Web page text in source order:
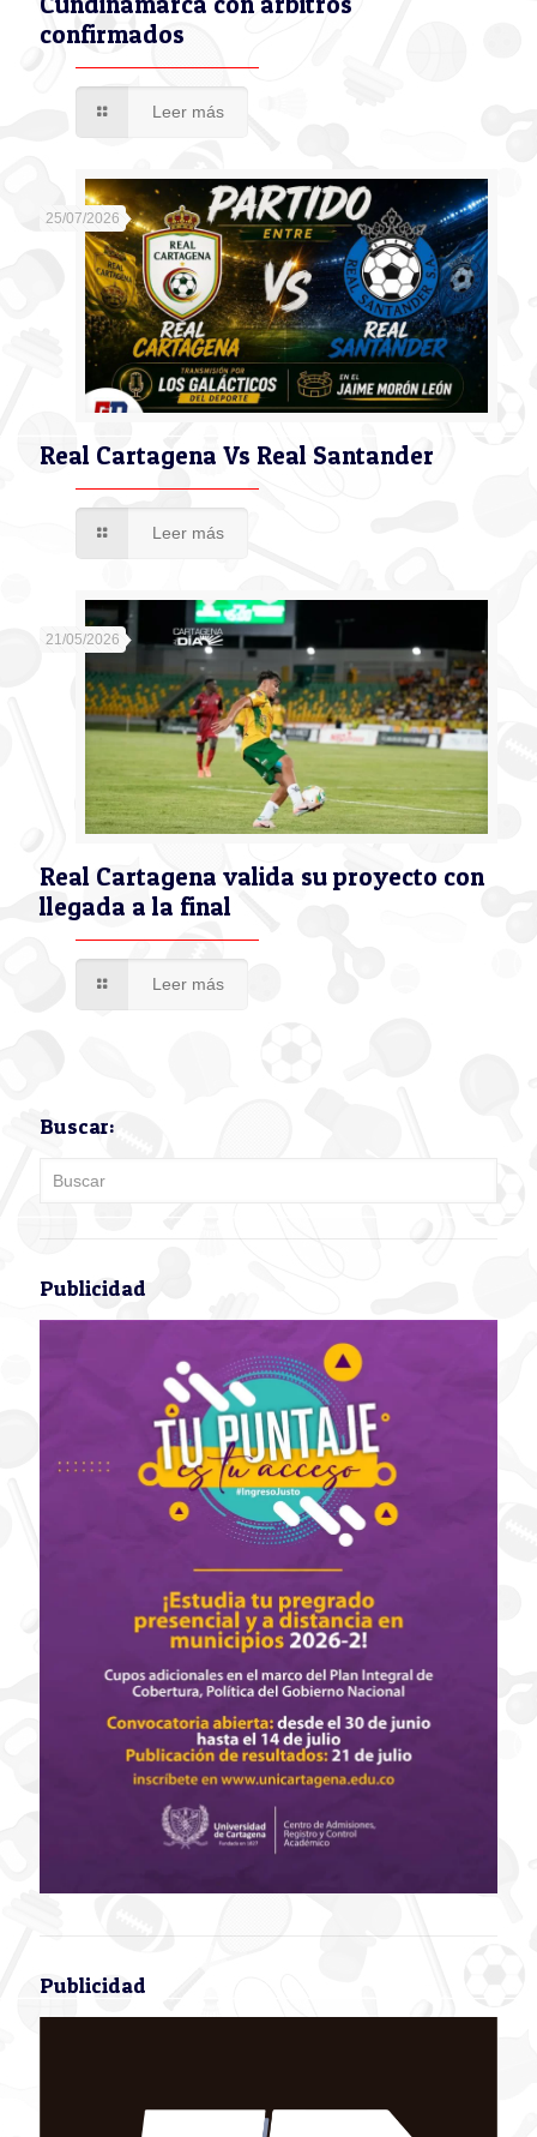
confirmados
Leer más
25/07/2026
Real Cartagena Vs Real Santander
Leer más
21/05/2026
Real Cartagena valida su proyecto con
llegada a la final
Leer más
Buscar:
Publicidad
Publicidad